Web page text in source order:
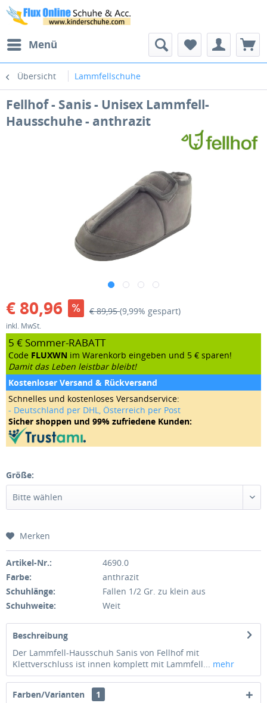
Menü
Übersicht Lammfellschuhe
Fellhof - Sanis - Unisex Lammfell-
Hausschuhe - anthrazit
€ 80,96 € 89,95(9,99% gespart)
inkl. MwSt.
5 € Sommer-RABATT
Code FLUXWN im Warenkorb eingeben und 5 € sparen!
Damit das Leben leistbar bleibt!
Kostenloser Versand & Rückversand
Schnelles und kostenloses Versandservice:
- Deutschland per DHL, Österreich per Post
Sicher shoppen und 99% zufriedene Kunden:
Größe:
Merken
Artikel-Nr.:
4690.0
Farbe:
anthrazit
Schuhlänge:
Fallen 1/2 Gr. zu klein aus
Schuhweite:
Weit
Beschreibung
Der Lammfell-Hausschuh Sanis von Fellhof mit
Klettverschluss ist innen komplett mit Lammfell... mehr
Farben/Varianten 1